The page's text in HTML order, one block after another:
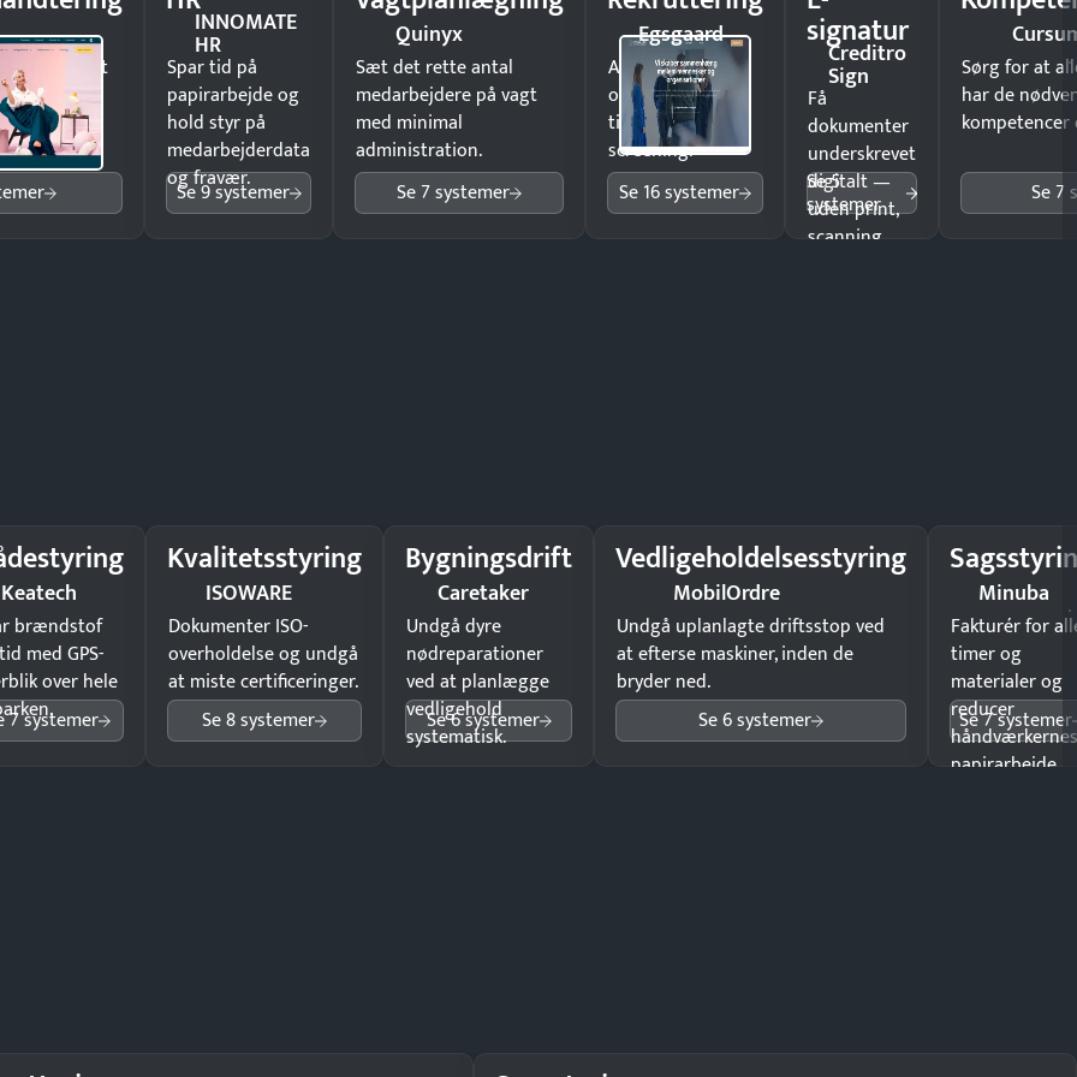
underskrift
ingen
INNOMATE
HR
Spar tid på
papirarbejde og
hold styr på
medarbejderdata
og fravær.
Se 9 systemer
Quinyx
Sæt det rette antal
medarbejdere på vagt
med minimal
administration.
Se 7 systemer
Egsgaard
Ansæt hurtigere
og brug færre
timer på manuel
screening.
Se 16 systemer
signatur
Creditro
Sign
Få
dokumenter
underskrevet
digitalt —
uden print,
scanning
Se 5
systemer
Sørg for at
har de
Se 7
Keatech
brændstof
med GPS-
over hele
7 systemer
Kvalitetsstyring
ISOWARE
Dokumenter ISO-
overholdelse og undgå
at miste certificeringer.
Se 8 systemer
Bygningsdrift
Caretaker
Undgå dyre
nødreparationer
ved at planlægge
vedligehold
systematisk.
Se 6 systemer
Vedligeholdelsesstyring
MobilOrdre
Undgå uplanlagte driftsstop ved
at efterse maskiner, inden de
bryder ned.
Se 6 systemer
Minuba
Fakturér for
timer og
materialer og
reducer
håndværkernes
papirarbejde.
Se 7 systemer